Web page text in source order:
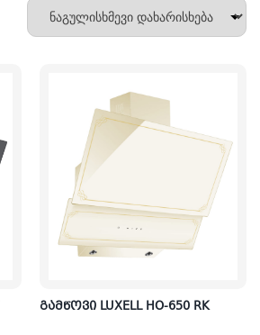
გამწოვი LUXELL HO-650 RK